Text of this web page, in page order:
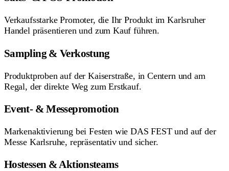
Verkaufsstarke Promoter, die Ihr Produkt im Karlsruher
Handel präsentieren und zum Kauf führen.
Sampling & Verkostung
Produktproben auf der Kaiserstraße, in Centern und am
Regal, der direkte Weg zum Erstkauf.
Event- & Messepromotion
Markenaktivierung bei Festen wie DAS FEST und auf der
Messe Karlsruhe, repräsentativ und sicher.
Hostessen & Aktionsteams